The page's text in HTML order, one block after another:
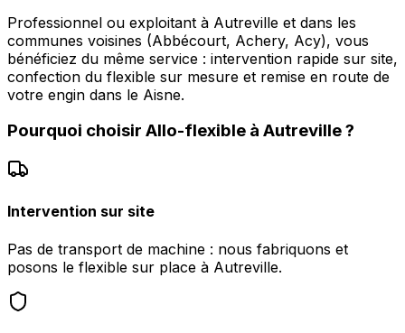
Professionnel ou exploitant à Autreville et dans les
communes voisines (Abbécourt, Achery, Acy), vous
bénéficiez du même service : intervention rapide sur site,
confection du flexible sur mesure et remise en route de
votre engin dans le Aisne.
Pourquoi choisir Allo-flexible à Autreville?
Intervention sur site
Pas de transport de machine : nous fabriquons et
posons le flexible sur place à Autreville.